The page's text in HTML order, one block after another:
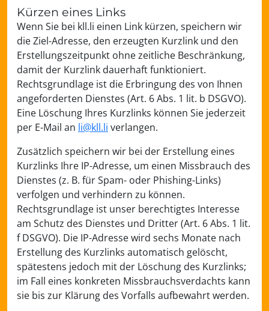
Kürzen eines Links
Wenn Sie bei kll.li einen Link kürzen, speichern wir
die Ziel-Adresse, den erzeugten Kurzlink und den
Erstellungszeitpunkt ohne zeitliche Beschränkung,
damit der Kurzlink dauerhaft funktioniert.
Rechtsgrundlage ist die Erbringung des von Ihnen
angeforderten Dienstes (Art. 6 Abs. 1 lit. b DSGVO).
Eine Löschung Ihres Kurzlinks können Sie jederzeit
per E-Mail an li@kll.li verlangen.
Zusätzlich speichern wir bei der Erstellung eines
Kurzlinks Ihre IP-Adresse, um einen Missbrauch des
Dienstes (z. B. für Spam- oder Phishing-Links)
verfolgen und verhindern zu können.
Rechtsgrundlage ist unser berechtigtes Interesse
am Schutz des Dienstes und Dritter (Art. 6 Abs. 1 lit.
f DSGVO). Die IP-Adresse wird sechs Monate nach
Erstellung des Kurzlinks automatisch gelöscht,
spätestens jedoch mit der Löschung des Kurzlinks;
im Fall eines konkreten Missbrauchsverdachts kann
sie bis zur Klärung des Vorfalls aufbewahrt werden.